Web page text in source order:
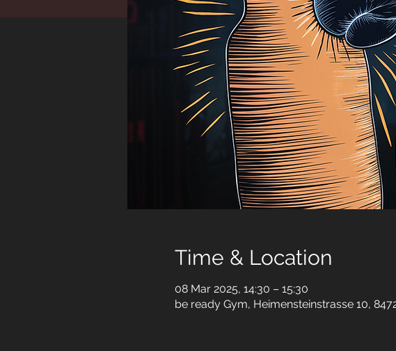
Time & Location
08 Mar 2025, 14:30 – 15:30
be ready Gym, Heimensteinstrasse 10,